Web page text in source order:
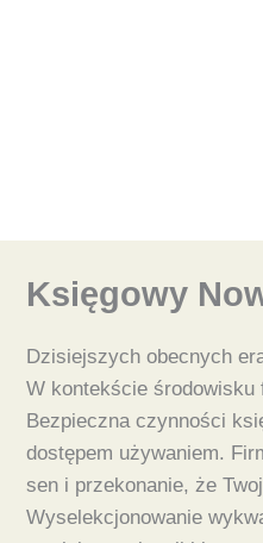
Księgowy
Dzisiejszych obecnych
W kontekście środowisku
Bezpieczna czynności
dostępem używaniem.
sen i przekonanie, że
Wyselekcjonowanie